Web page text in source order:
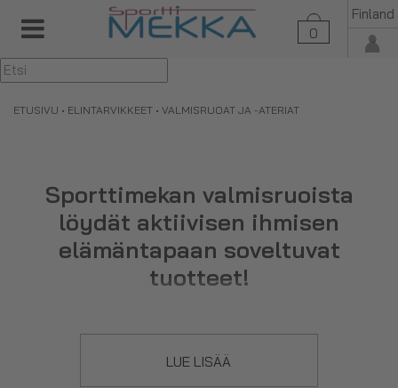
0
Finland
▼
ETUSIVU • ELINTARVIKKEET • VALMISRUOAT JA -ATERIAT
Sporttimekan valmisruoista
löydät aktiivisen ihmisen
elämäntapaan soveltuvat
tuotteet!
valmisruoat sekä Leader Outdoor -retkiruoat.
LUE LISÄÄ